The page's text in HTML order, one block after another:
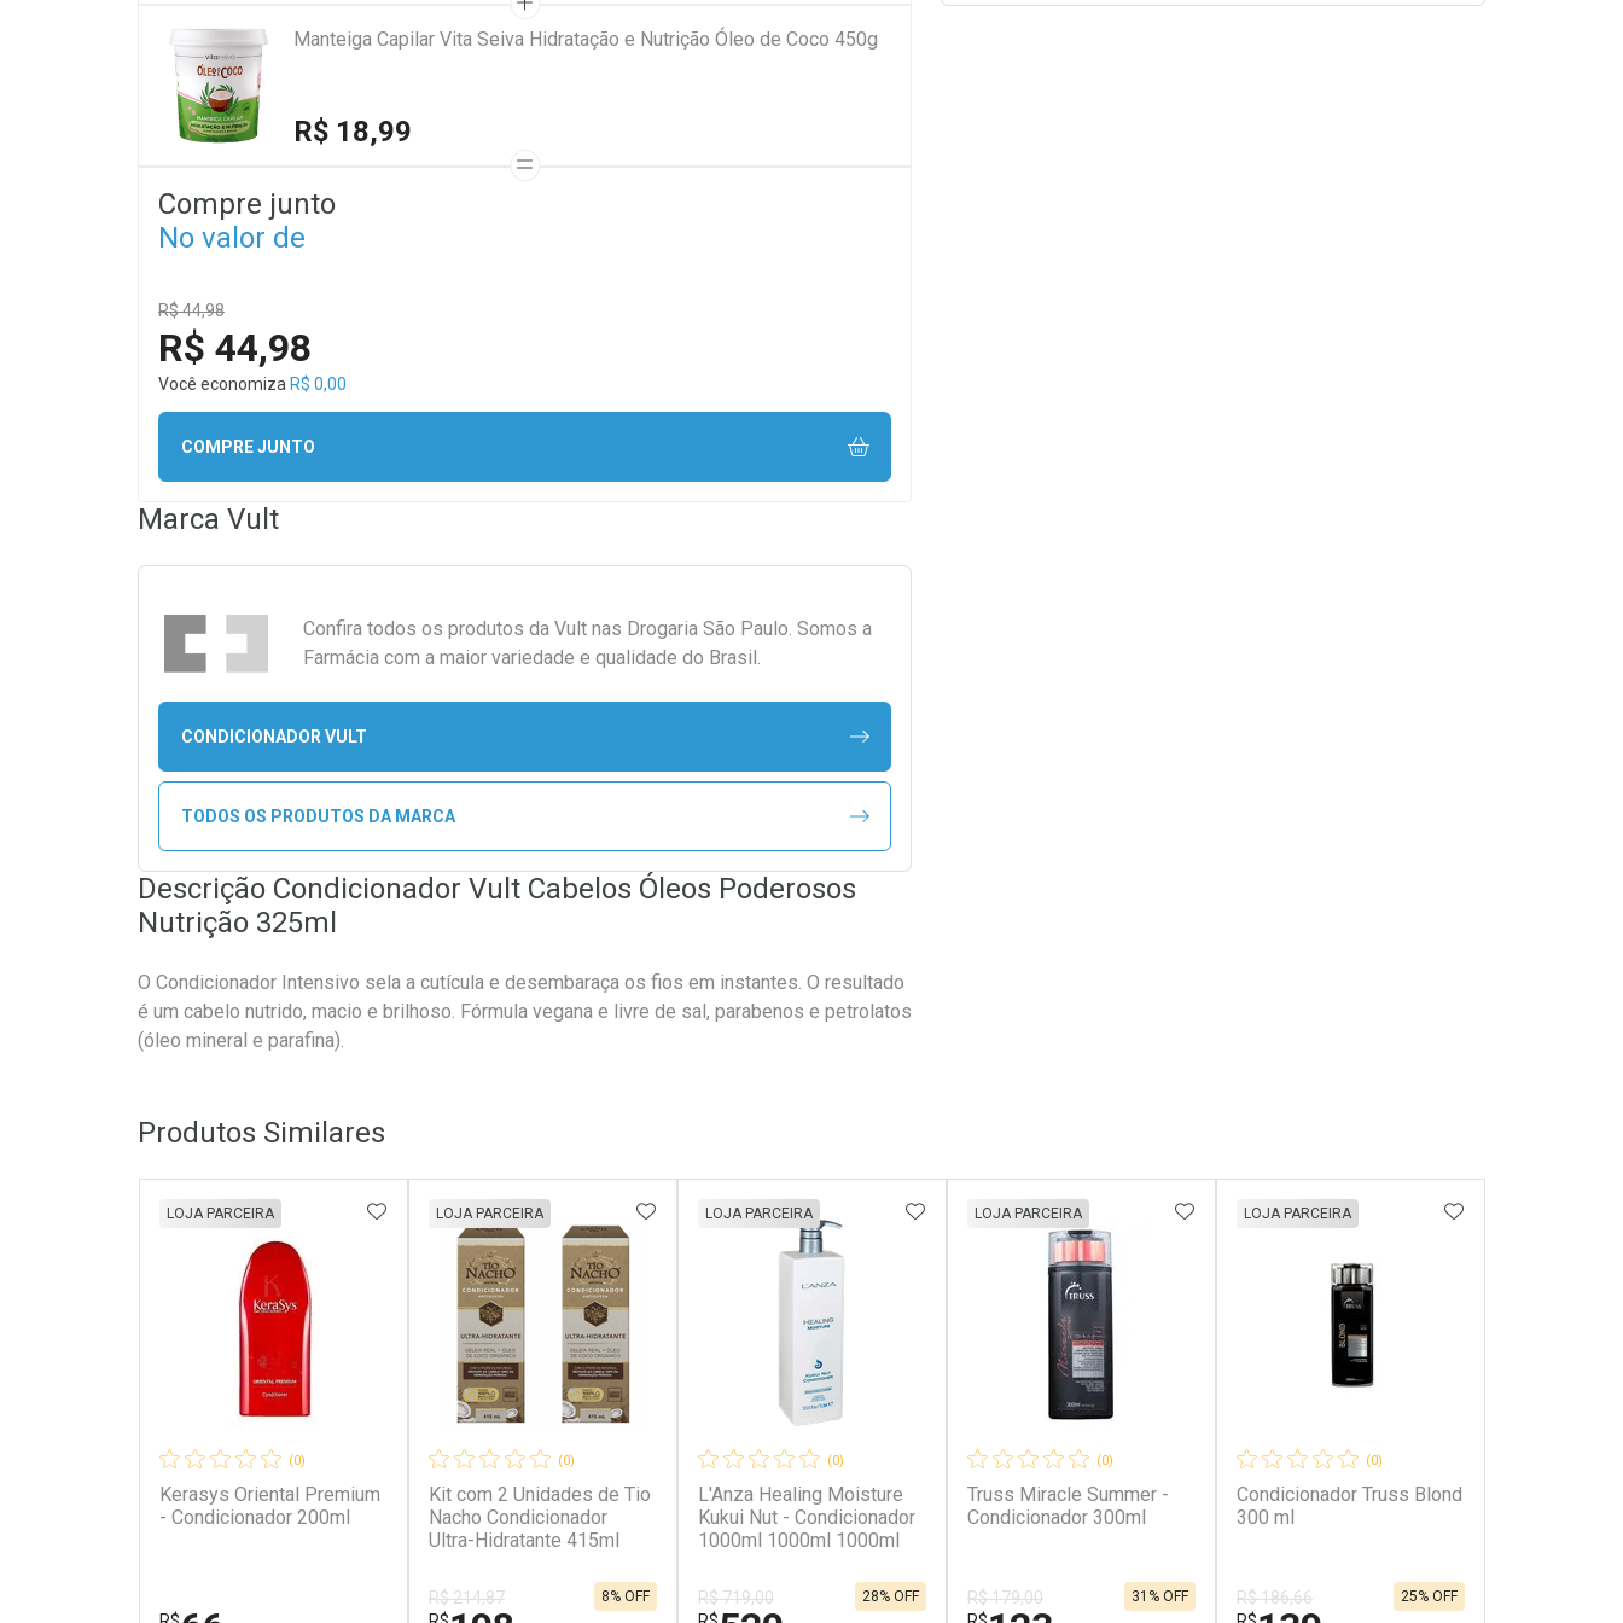
Manteiga Capilar Vita Seiva Hidratação e Nutrição Óleo de Coco 450g
R$ 18,99
Compre junto
No valor de
R$ 44,98
R$ 44,98
Você economiza R$ 0,00
COMPRE JUNTO
Marca Vult
Confira todos os produtos da Vult nas Drogaria São Paulo. Somos a
Farmácia com a maior variedade e qualidade do Brasil.
CONDICIONADOR VULT
TODOS OS PRODUTOS DA MARCA
Descrição Condicionador Vult Cabelos Óleos Poderosos
Nutrição 325ml
O Condicionador Intensivo sela a cutícula e desembaraça os fios em instantes. O resultado
é um cabelo nutrido, macio e brilhoso. Fórmula vegana e livre de sal, parabenos e petrolatos
(óleo mineral e parafina).
Produtos Similares
(0)
Kerasys Oriental Premium
- Condicionador 200ml
LOJA PARCEIRA ADICIONAR AOS FAVORITOS
(0)
Kit com 2 Unidades de Tio
Nacho Condicionador
Ultra-Hidratante 415ml
LOJA PARCEIRA
R$ 214,87
8% OFF
ADICIONAR AOS FAVORITOS
(0)
L'Anza Healing Moisture
Kukui Nut - Condicionador
1000ml 1000ml 1000ml
LOJA PARCEIRA
R$ 719,00
28% OFF
ADICIONAR AOS FAVORITOS
(0)
Truss Miracle Summer -
Condicionador 300ml
LOJA PARCEIRA
R$ 179,00
31% OFF
ADICIONAR AOS FAVORITOS
(0)
Condicionador Truss Blond
300 ml
LOJA PARCEIRA
R$ 186,66
25% OFF
ADICIONAR AOS